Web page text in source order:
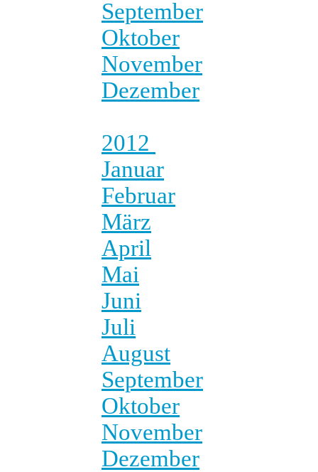
September
Oktober
November
Dezember
2012
Januar
Februar
März
April
Mai
Juni
Juli
August
September
Oktober
November
Dezember